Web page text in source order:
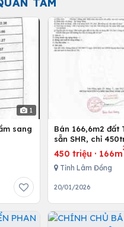
1
sang
Bán 166,6m2 đất
sẵn SHR, chỉ
Lh:0983762203
450 triệu · 166m
Tỉnh Lâm Đồng
20/01/2026